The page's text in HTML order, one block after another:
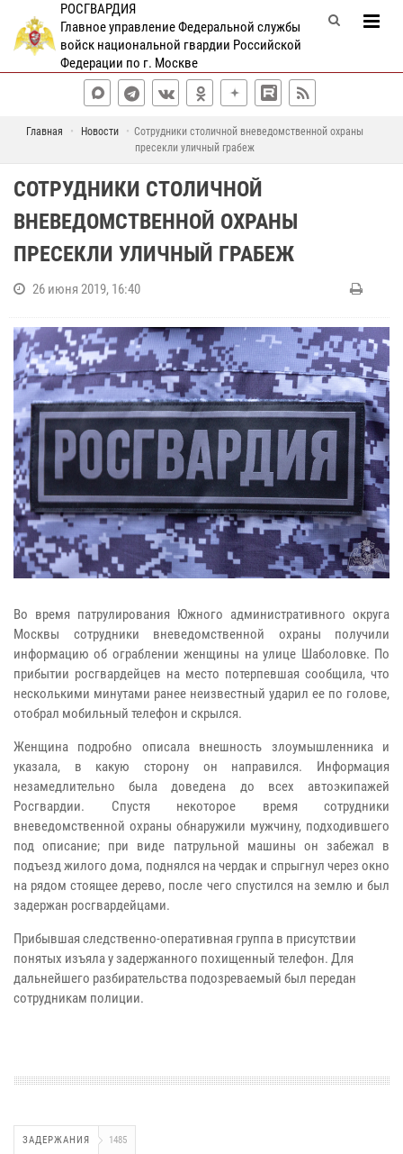
РОСГВАРДИЯ
Главное управление Федеральной службы
войск национальной гвардии Российской
Федерации по г. Москве
Главная Новости
Сотрудники столичной вневедомственной охраны
пресекли уличный грабеж
СОТРУДНИКИ СТОЛИЧНОЙ
ВНЕВЕДОМСТВЕННОЙ ОХРАНЫ
ПРЕСЕКЛИ УЛИЧНЫЙ ГРАБЕЖ
26 июня 2019, 16:40
Во время патрулирования Южного административного округа
Москвы сотрудники вневедомственной охраны получили
информацию об ограблении женщины на улице Шаболовке. По
прибытии росгвардейцев на место потерпевшая сообщила, что
несколькими минутами ранее неизвестный ударил ее по голове,
отобрал мобильный телефон и скрылся.
Женщина подробно описала внешность злоумышленника и
указала, в какую сторону он направился. Информация
незамедлительно была доведена до всех автоэкипажей
Росгвардии. Спустя некоторое время сотрудники
вневедомственной охраны обнаружили мужчину, подходившего
под описание; при виде патрульной машины он забежал в
подъезд жилого дома, поднялся на чердак и спрыгнул через окно
на рядом стоящее дерево, после чего спустился на землю и был
задержан росгвардейцами.
Прибывшая следственно-оперативная группа в присутствии
понятых изъяла у задержанного похищенный телефон. Для
дальнейшего разбирательства подозреваемый был передан
сотрудникам полиции.
ЗАДЕРЖАНИЯ 1485